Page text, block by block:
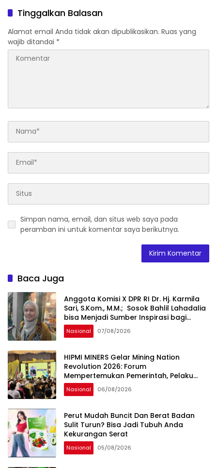
Bintan
Ekonomi Politik Indonesia)
& Simposium Nasional
Tinggalkan Balasan
Alamat email Anda tidak akan dipublikasikan. Ruas yang
wajib ditandai *
Simpan nama, email, dan situs web saya pada
peramban ini untuk komentar saya berikutnya.
Baca Juga
Anggota Komisi X DPR RI Dr. Hj. Karmila
Sari, S.Kom., M.M.; Sosok Bahlil Lahadalia
bisa Menjadi Sumber Inspirasi bagi
Generasi Muda, Pelaku Usaha,
Pemerintah, maupun Pemangku
sama Memberikan Kontribusi bagi
Pembangunan Nasional.
Nasional 07/08/2026
HIPMI MINERS Gelar Mining Nation
Revolution 2026: Forum
Mempertemukan Pemerintah, Pelaku
Industri, Investor, Akademisi, dan
Pengusaha dalam Mendukung
Nasional 06/08/2026
Perut Mudah Buncit Dan Berat Badan
Sulit Turun? Bisa Jadi Tubuh Anda
Kekurangan Serat
Nasional 05/08/2026